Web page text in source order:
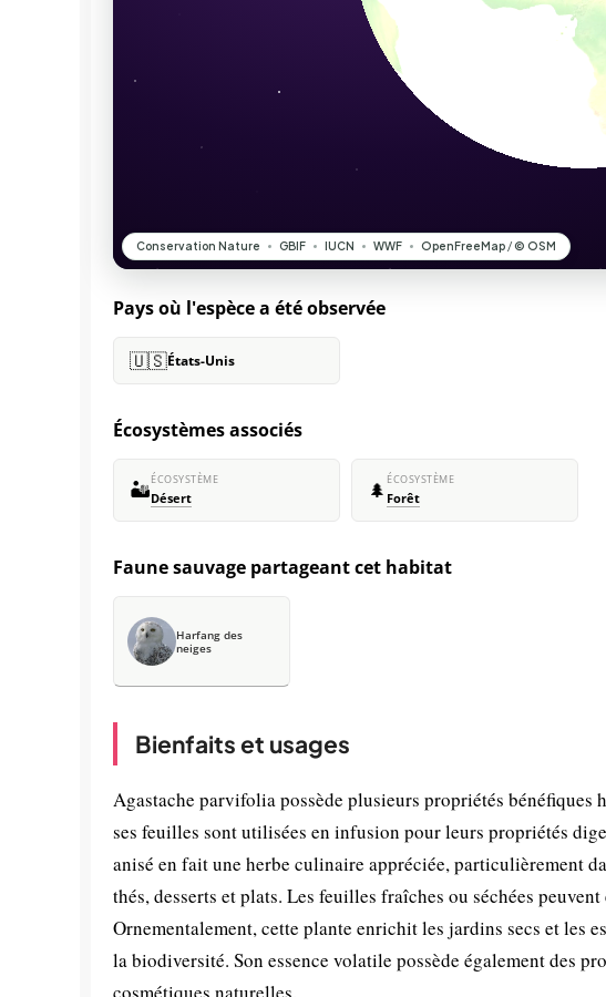
Pays où l'espèce a été observée
🇺🇸États-Unis
Écosystèmes associés
🏜️ÉCOSYSTÈME
Désert 🌲 ÉCOSYSTÈME
Forêt
Faune sauvage partageant cet habitat
Harfang des
neiges
Bienfaits et usages
Agastache parvifolia possède plusieurs propriétés
ses feuilles sont utilisées en infusion pour leurs propriétés
anisé en fait une herbe culinaire appréciée, particulièrement
thés, desserts et plats. Les feuilles fraîches ou séchées
Ornementalement, cette plante enrichit les jardins secs et les
la biodiversité. Son essence volatile possède également des